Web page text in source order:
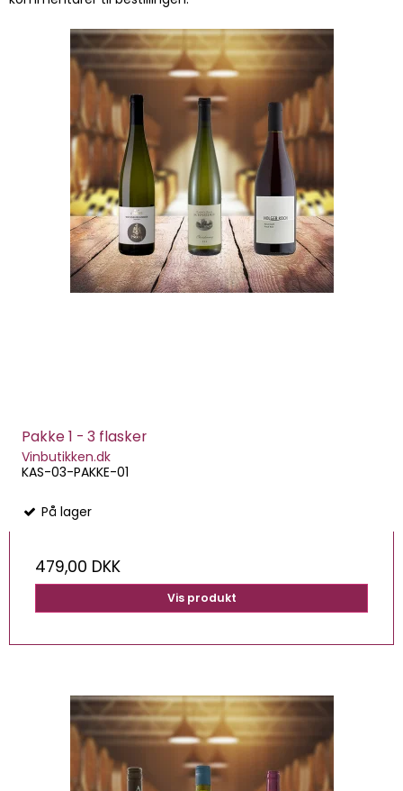
Pakke 1 - 3 flasker
Vinbutikken.dk
KAS-03-PAKKE-01
På lager
479,00 DKK
Vis produkt